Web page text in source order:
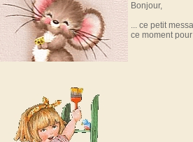
Bonjour,
... ce petit
ce moment